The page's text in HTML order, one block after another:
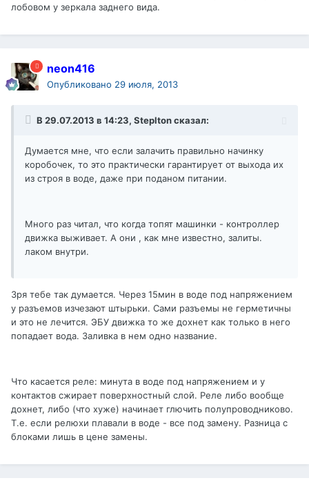
лобовом у зеркала заднего вида.
neon416
Опубликовано 29 июля, 2013
В 29.07.2013 в 14:23, Steplton сказал:
Думается мне, что если залачить правильно начинку
коробочек, то это практически гарантирует от выхода их
из строя в воде, даже при поданом питании.
Много раз читал, что когда топят машинки - контроллер
движка выживает. А они , как мне известно, залиты.
лаком внутри.
Зря тебе так думается. Через 15мин в воде под напряжением
у разъемов изчезают штырьки. Сами разъемы не герметичны
и это не лечится. ЭБУ движка то же дохнет как только в него
попадает вода. Заливка в нем одно название.
Что касается реле: минута в воде под напряжением и у
контактов сжирает поверхностный слой. Реле либо вообще
дохнет, либо (что хуже) начинает глючить полупроводниково.
Т.е. если релюхи плавали в воде - все под замену. Разница с
блоками лишь в цене замены.